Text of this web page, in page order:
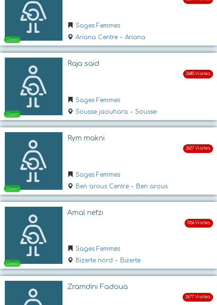
Ouvert
Ouvert
Sages Femmes
Ariana Centre - Ariana
Raja said
Sages Femmes
Sousse jaouhara - Sousse
Rym makni
Sages Femmes
Ben arous Centre - Ben arous
Amal nefzi
Sages Femmes
Bizerte nord - Bizerte
Zramdini Fadoua